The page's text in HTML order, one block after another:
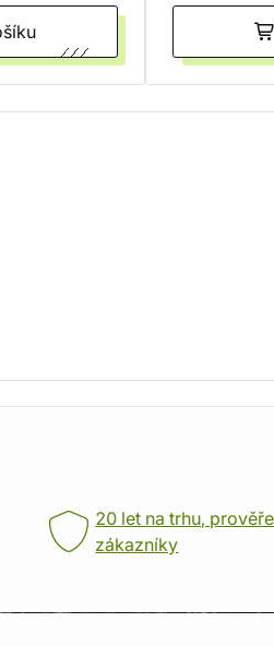
20 let na trhu,
zákazníky